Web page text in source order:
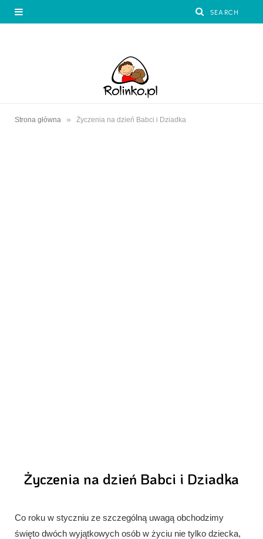
Strona główna » Życzenia na dzień Babci i Dziadka
Życzenia na dzień Babci i Dziadka
Co roku w styczniu ze szczególną uwagą obchodzimy
święto dwóch wyjątkowych osób w życiu nie tylko dziecka,